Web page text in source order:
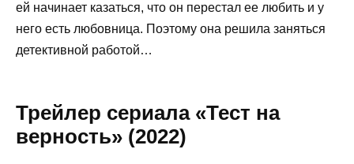
ей начинает казаться, что он перестал ее любить и у
него есть любовница. Поэтому она решила заняться
детективной работой…
Трейлер сериала «Тест на
верность» (2022)